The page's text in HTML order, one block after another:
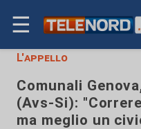
☰
L'appello
Comunali
(Avs-Si):
ma meglio un